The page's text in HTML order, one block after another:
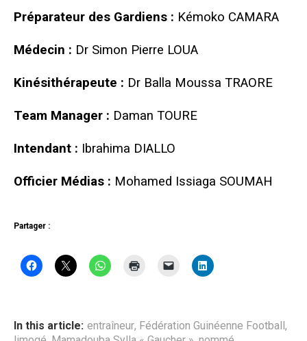
Préparateur des Gardiens : Kémoko CAMARA
Médecin : Dr Simon Pierre LOUA
Kinésithérapeute : Dr Balla Moussa TRAORE
Team Manager : Daman TOURE
Intendant : Ibrahima DIALLO
Officier Médias : Mohamed Issiaga SOUMAH
Partager :
In this article: entraîneur, Fédération Guinéenne Football,